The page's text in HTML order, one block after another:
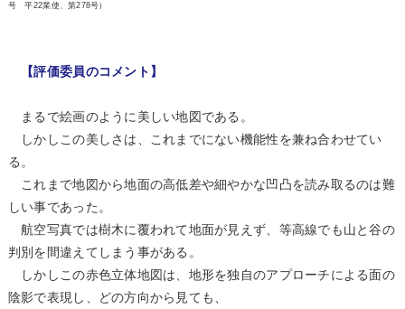
号 平22業使、第278号）
【評価委員のコメント】
まるで絵画のように美しい地図である。
しかしこの美しさは、これまでにない機能性を兼ね合わせてい
る。
これまで地図から地面の高低差や細やかな凹凸を読み取るのは難
しい事であった。
航空写真では樹木に覆われて地面が見えず、等高線でも山と谷の
判別を間違えてしまう事がある。
しかしこの赤色立体地図は、地形を独自のアプローチによる面の
陰影で表現し、どの方向から見ても、